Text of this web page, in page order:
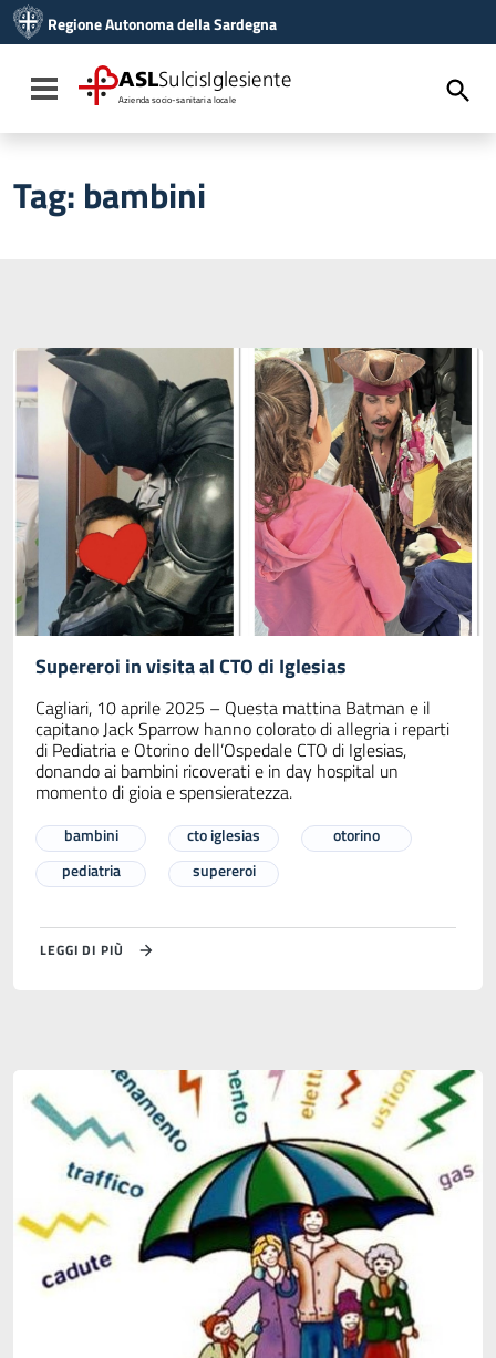
Vai al menu di navigazione
Vai al footer
Regione Autonoma della Sardegna
Toggle navigation
ASLSulcisIglesiente
Azienda socio-sanitaria locale
Tag: bambini
Supereroi in visita al CTO di Iglesias
Cagliari, 10 aprile 2025 – Questa mattina Batman e il
capitano Jack Sparrow hanno colorato di allegria i reparti
di Pediatria e Otorino dell’Ospedale CTO di Iglesias,
donando ai bambini ricoverati e in day hospital un
momento di gioia e spensieratezza.
bambini cto iglesias
otorino
pediatria
supereroi
LEGGI DI PIÙ